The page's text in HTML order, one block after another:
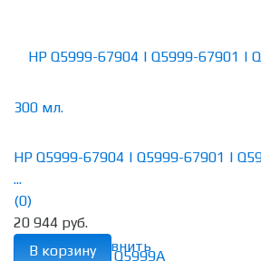
избранное сравнить
HP Q5999-67904 | Q5999-67901 |
...
(0)
20 944 руб.
В корзину